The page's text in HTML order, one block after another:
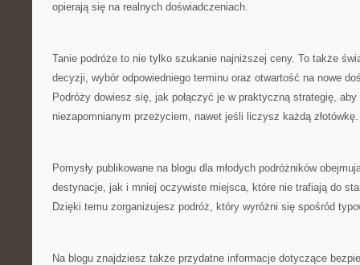
opierają się na realnych doświadczeniach.
Tanie podróże to nie tylko szukanie najniższej ceny. To także
decyzji, wybór odpowiedniego terminu oraz otwartość na nowe
Podróży dowiesz się, jak połączyć je w praktyczną strategię, aby
niezapomnianym przeżyciem, nawet jeśli liczysz każdą złotówkę.
Pomysły publikowane na blogu dla młodych podróżników
destynacje, jak i mniej oczywiste miejsca, które nie trafiają do
Dzięki temu zorganizujesz podróż, który wyróżni się spośród
Na blogu znajdziesz także przydatne informacje dotyczące